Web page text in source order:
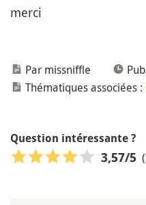
merci
Par missniffle
Thématiques associées :
Question intéressante ?
3,57/5